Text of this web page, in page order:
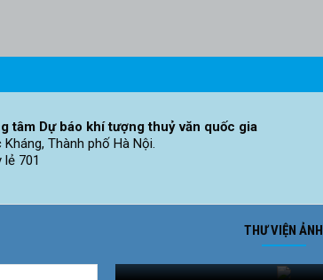
tâm Dự báo khí tượng thuỷ văn quốc gia
Thành phố Hà Nội.
701
THƯ VIỆN ẢNH